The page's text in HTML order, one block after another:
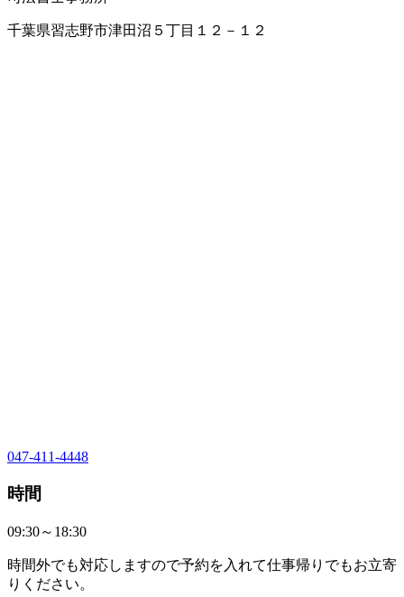
千葉県習志野市津田沼５丁目１２－１２
047-411-4448
時間
09:30～18:30
時間外でも対応しますので予約を入れて仕事帰りでもお立寄
りください。